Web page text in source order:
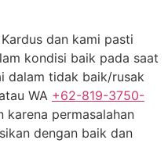
dan kami pasti
kondisi baik pada saat
dalam tidak baik/rusak
WA +62-819-3750-
karena permasalahan
dengan baik dan